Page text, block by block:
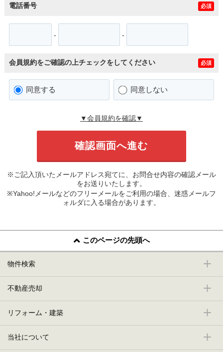
電話番号 必須
- -
会員規約をご確認の上チェックをしてください 必須
同意する 同意しない
▼会員規約を確認▼
※ご記入頂いたメールアドレス宛てに、お問合せ内容の確認メール
をお送りいたします。
※Yahoo!メールなどのフリーメールをご利用の場合、迷惑メールフ
ォルダに入る場合があります。
このページの先頭へ
物件検索
不動産売却
リフォーム・建築
当社について